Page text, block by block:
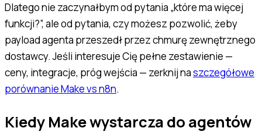
Dlatego nie zaczynałbym od pytania „które ma więcej
funkcji?”, ale od pytania, czy możesz pozwolić, żeby
payload agenta przeszedł przez chmurę zewnętrznego
dostawcy. Jeśli interesuje Cię pełne zestawienie —
ceny, integracje, próg wejścia — zerknij naszczegółowe
porównanie Make vs n8n.
Kiedy Make wystarcza do agentów